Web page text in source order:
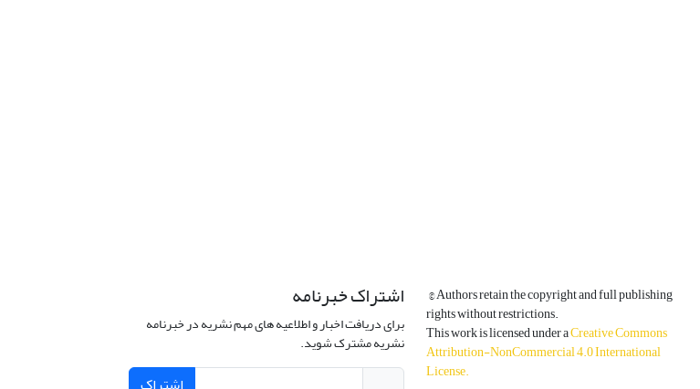
© Authors retain the copyright and full publishing
rights without restrictions.
This work is licensed under aCreative Commons
Attribution-NonCommercial 4.0 International
License.
اشتراک خبرنامه
برای دریافت اخبار و اطلاعیه های مهم نشریه در خبرنامه
نشریه مشترک شوید.